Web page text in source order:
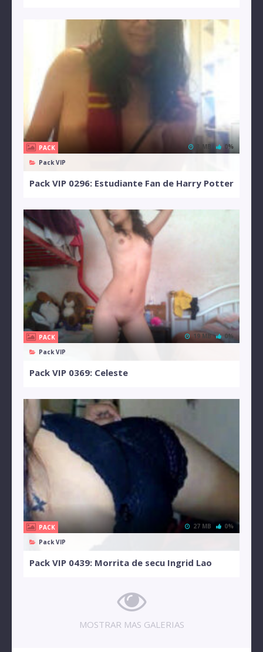
PACK
Pack VIP
3 MB 0%
Pack VIP 0296: Estudiante Fan de Harry Potter
PACK
Pack VIP
19 MB 0%
Pack VIP 0369: Celeste
PACK
Pack VIP
27 MB 0%
Pack VIP 0439: Morrita de secu Ingrid Lao
MOSTRAR MAS GALERIAS